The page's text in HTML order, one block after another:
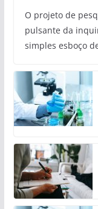
O projeto de
pulsante da
simples esboço